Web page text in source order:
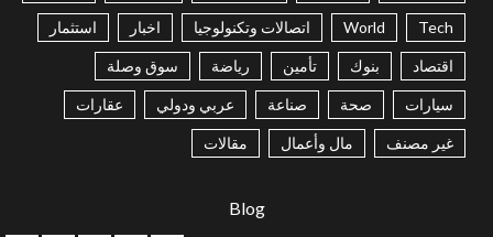
Tech
World اتصالات وتكنولوجيا اخبار استثمار
اقتصاد بنوك تأمين رياضة سوق وصلة
سيارات صحة صناعة عربي ودولي عقارات
غير مصنف مال وأعمال مقالات
Blog